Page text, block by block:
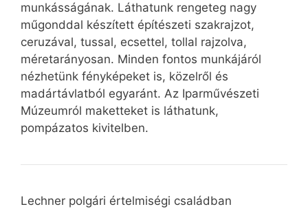
munkásságának. Láthatunk rengeteg nagy
műgonddal készített építészeti szakrajzot,
ceruzával, tussal, ecsettel, tollal rajzolva,
méretarányosan. Minden fontos munkájáról
nézhetünk fényképeket is, közelről és
madártávlatból egyaránt. Az Iparművészeti
Múzeumról maketteket is láthatunk,
pompázatos kivitelben.
Lechner polgári értelmiségi családban